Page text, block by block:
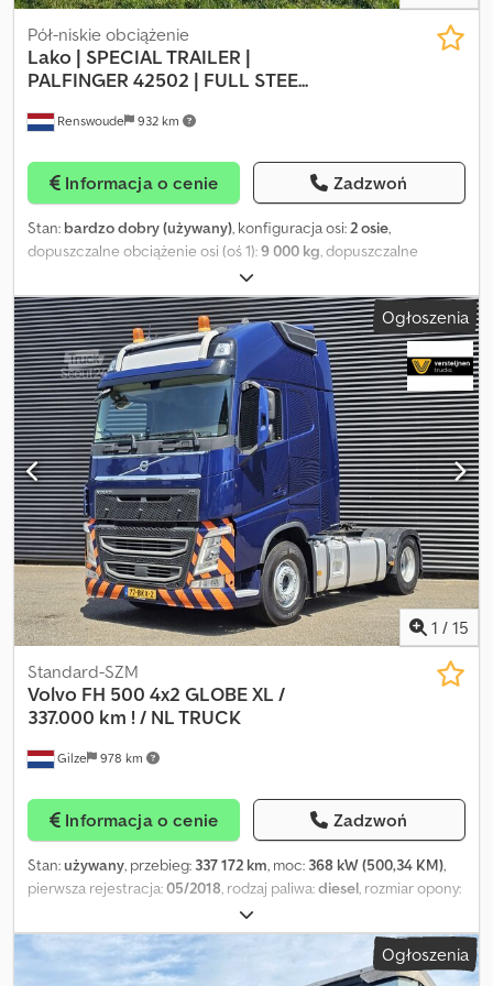
Renswoude 932 km
Pół-niskie obciążenie
Lako | SPECIAL TRAILER |
PALFINGER 42502 | FULL STEE...
Informacja o cenie Zadzwoń
Stan: bardzo dobry (używany), konfiguracja osi:2 osie,
dopuszczalne obciążenie osi (oś 1):9 000 kg, dopuszczalne
, pierwsza rejestracja:
długość przestrzeni ładunkowej:15 350 mm, szerokość
przestrzeni ładunkowej:2 550 mm, wysokość przestrzeni
ładunkowej:350 mm, całkowita szerokość:2 550 mm,
zawieszenie:powietrze, Rok budowy: 2007, Wyposażenie: ABS, =
Dodatkowe opcje i wyposażenie = - Zawieszenie pneumatyczne -
Centralne smarowanie = Dalsze informacje = Konfiguracja osi
Zawieszenie: zawieszenie pneumatyczne Tylna oś 1: Bliźniacze
ogumienie; Maks. obciążenie osi: 9 000 kg; Skrętna Tylna oś 2:
Bliźniacze ogumienie; Maks. obciążenie osi: 9 000 kg; Skrętna
Wagi Masa własna: 19 240 kg Ładowność: 18 760 kg Dopuszczalna
masa całkowita: 38 000 kg Funkcjonalność Nadwozie wysuwane:
Tak Stan Stan techniczny: bardzo dobry Stan wizualny: bardzo
dobry Cedjynil Dopfx Aguorf Informacje finansowe Cena: Na
zapytanie Dodatkowe informacje Aby uzyskać więcej informacji,
proszę kontaktować się z Davidem F Middelmanem.
Ogłoszenia
1 / 15
Gilze 978 km
Standard-SZM
Volvo FH 500 4x2 GLOBE XL /
337.000 km ! / NL TRUCK
Informacja o cenie Zadzwoń
Stan:używany, przebieg: 337 172 km, moc: 368 kW (500,34 KM),
pierwsza rejestracja:05/2018 , rodzaj paliwa:diesel , rozmiar opony:
4x2
diesel, hamulce:hamowanie silnikiem, kolor:niebieski, kabin
kierowcy:kabina sypialna, typ przekładni: automatyczny, klasa
Euro 6, zawieszenie: , całkowita długość:6 210
Ogłoszenia